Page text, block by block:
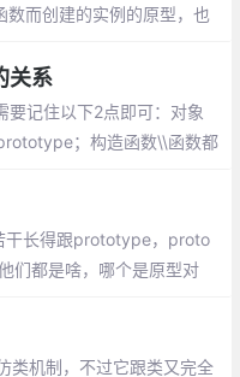
而创建的实例的原型，也
关系
记住以下2点即可：对象
；构造函数\\函数都
干长得跟prototype，proto
们都是啥，哪个是原型对
类机制，不过它跟类又完全